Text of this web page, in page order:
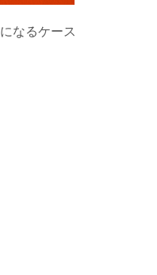
なるケース